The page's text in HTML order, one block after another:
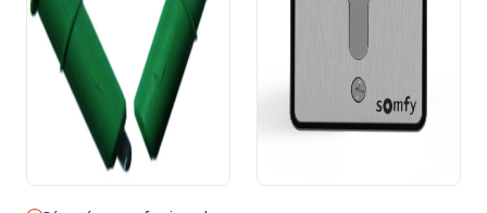
"Homme mort" 868 MHz /2 canaux.